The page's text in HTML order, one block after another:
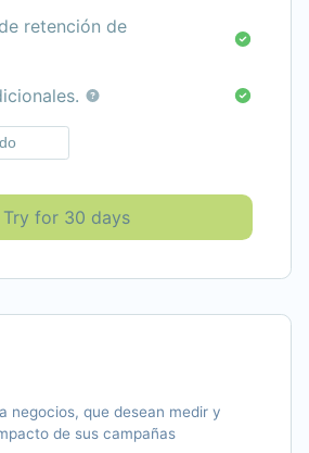
retención de
Try for 30 days
negocios, que desean medir y
de sus campañas